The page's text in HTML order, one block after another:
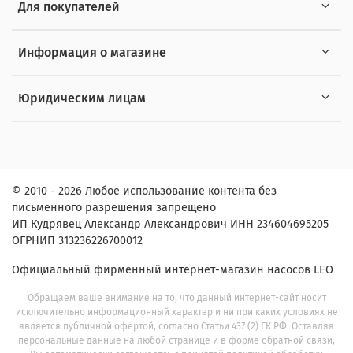
Для покупателей
Информация о магазине
Юридическим лицам
© 2010 - 2026 Любое использование контента без
письменного разрешения запрещено
ИП Кудрявец Александр Александрович ИНН 234604695205
ОГРНИП 313236226700012
Официальный фирменный интернет-магазин насосов LEO
Обращаем ваше внимание на то, что данный интернет-сайт носит
исключительно информационный характер и ни при каких условиях не
является публичной офертой, согласно Статьи 437 (2) ГК РФ. Оставляя
персональные данные на любой странице и в форме обратной связи,